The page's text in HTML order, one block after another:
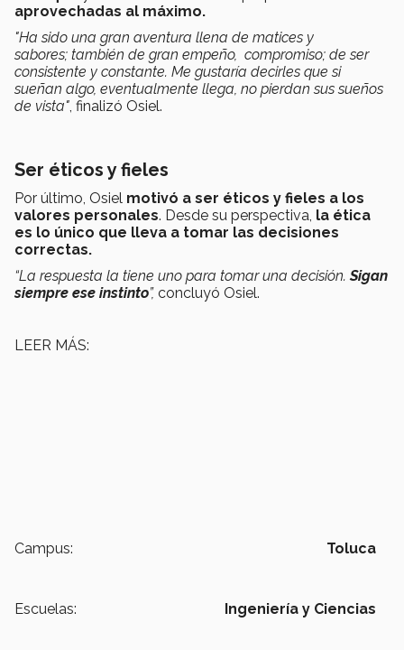
aprovechadas al máximo.
"Ha sido una gran aventura llena de matices y
sabores; también de gran empeño, compromiso; de ser
consistente y constante. Me gustaría decirles que si
sueñan algo, eventualmente llega, no pierdan sus sueños
de vista", finalizó Osiel.
Ser éticos y fieles
Por último, Osiel motivó a ser éticos y fieles a los
valores personales. Desde su perspectiva, la ética
es lo único que lleva a tomar las decisiones
correctas.
“La respuesta la tiene uno para tomar una decisión.Sigan
siempre ese instinto”, concluyó Osiel.
LEER MÁS:
Campus: Toluca
Escuelas: Ingeniería y Ciencias